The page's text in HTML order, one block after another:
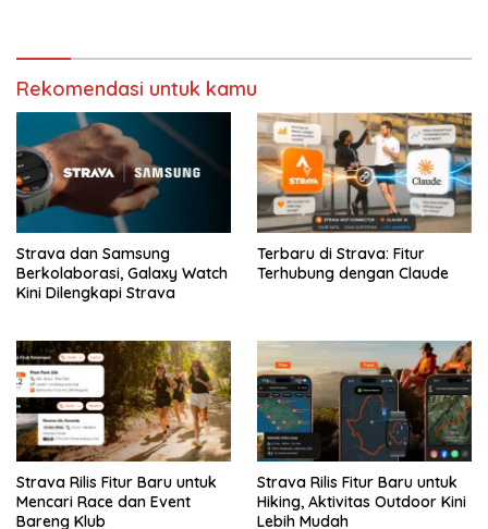
Rekomendasi untuk kamu
Strava dan Samsung
Berkolaborasi, Galaxy Watch
Kini Dilengkapi Strava
Terbaru di Strava: Fitur
Terhubung dengan Claude
Strava Rilis Fitur Baru untuk
Mencari Race dan Event
Bareng Klub
Strava Rilis Fitur Baru untuk
Hiking, Aktivitas Outdoor Kini
Lebih Mudah